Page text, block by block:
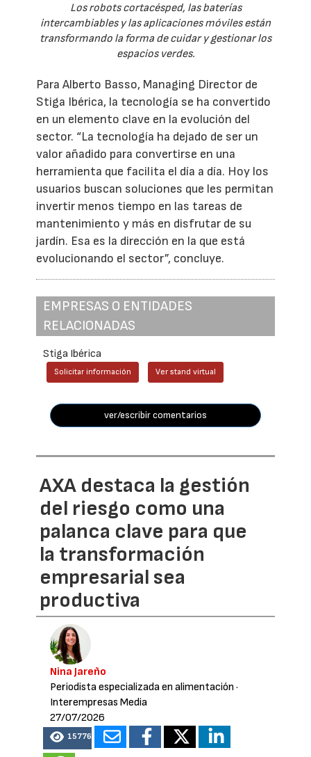
Los robots cortacésped, las baterías
intercambiables y las aplicaciones móviles están
transformando la forma de cuidar y gestionar los
espacios verdes.
Para Alberto Basso, Managing Director de
Stiga Ibérica, la tecnología se ha convertido
en un elemento clave en la evolución del
sector. “La tecnología ha dejado de ser un
valor añadido para convertirse en una
herramienta que facilita el día a día. Hoy los
usuarios buscan soluciones que les permitan
invertir menos tiempo en las tareas de
mantenimiento y más en disfrutar de su
jardín. Esa es la dirección en la que está
evolucionando el sector”, concluye.
EMPRESAS O ENTIDADES
RELACIONADAS
Stiga Ibérica
Solicitar información Ver stand virtual
ver/escribir comentarios
AXA destaca la gestión
del riesgo como una
palanca clave para que
la transformación
empresarial sea
productiva
Nina Jareño
Periodista especializada en alimentación ·
Interempresas Media
27/07/2026
15776